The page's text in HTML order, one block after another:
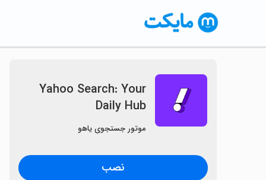
Yahoo Search: Your
Daily Hub
موتور جستجوی یاهو
نصب